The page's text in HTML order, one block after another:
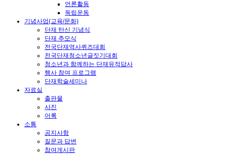
언론활동
독립운동
기념사업(교육/문화)
단재 탄신 기념식
단재 추모식
전국단재역사퀴즈대회
전국단재청소년글짓기대회
청소년과 함께하는 단재유적답사
행사 참여 프로그램
단재학술세미나
자료실
출판물
사진
어록
소통
공지사항
질문과 답변
참여게시판